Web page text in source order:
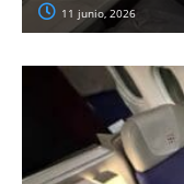
11 junio, 2026